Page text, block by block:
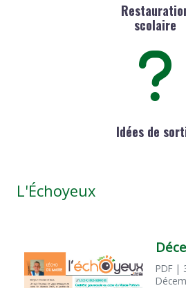
scolaire
Idées de
L'Échoyeux
PDF |